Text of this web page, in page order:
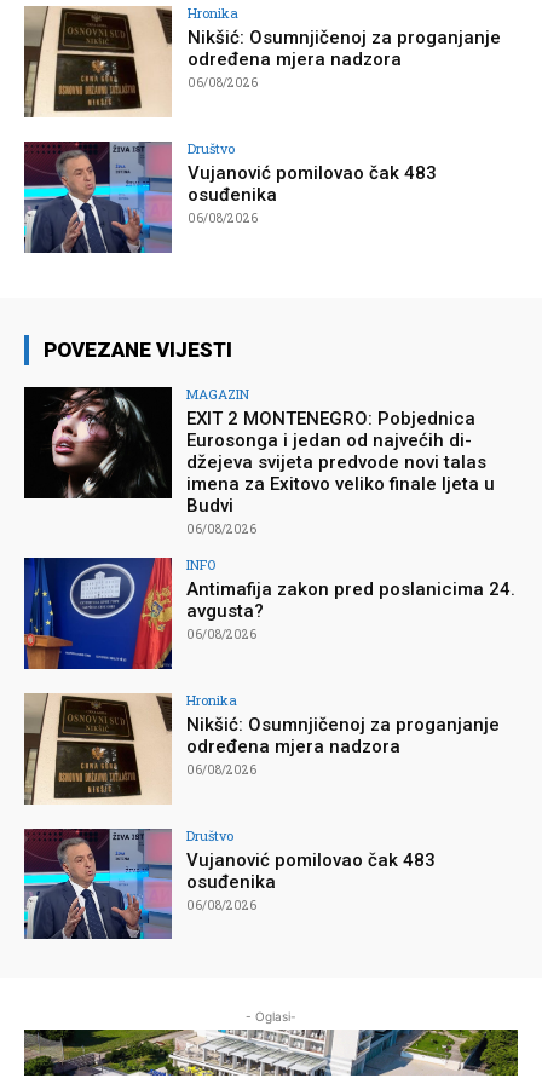
Hronika
Nikšić: Osumnjičenoj za proganjanje
određena mjera nadzora
06/08/2026
Društvo
Vujanović pomilovao čak 483
osuđenika
06/08/2026
POVEZANE VIJESTI
MAGAZIN
EXIT 2 MONTENEGRO: Pobjednica
Eurosonga i jedan od najvećih di-
džejeva svijeta predvode novi talas
imena za Exitovo veliko finale ljeta u
Budvi
06/08/2026
INFO
Antimafija zakon pred poslanicima 24.
avgusta?
06/08/2026
Hronika
Nikšić: Osumnjičenoj za proganjanje
određena mjera nadzora
06/08/2026
Društvo
Vujanović pomilovao čak 483
osuđenika
06/08/2026
- Oglasi-